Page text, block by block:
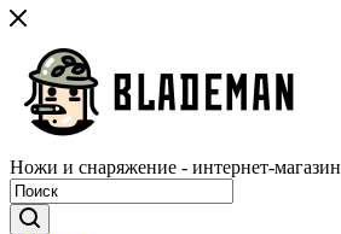
Ножи и снаряжение - интернет-магазин